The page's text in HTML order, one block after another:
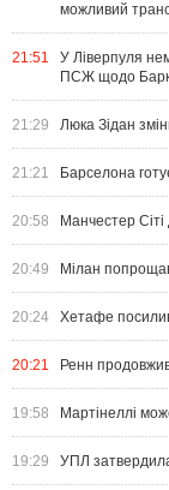
можливий
21:51
У Ліверпуля
ПСЖ щодо
21:29 Люка Зідан
21:21 Барселона
20:58 Манчестер
20:49 Мілан
20:24 Хетафе
20:21 Ренн
19:58 Мартінеллі
19:29 УПЛ